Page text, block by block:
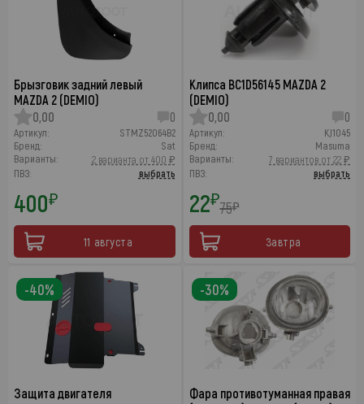
Брызговик задний левый
MAZDA 2 (DEMIO)
0,00
0
Артикул:
STMZ52064B2
Бренд:
Sat
Варианты:
2 варианта от 400 ₽
ПВЗ:
выбрать
400₽
11 августа
Клипса BC1D56145 MAZDA 2
(DEMIO)
0,00
0
Артикул:
KJ1045
Бренд:
Masuma
Варианты:
7 вариантов от 22 ₽
ПВЗ:
выбрать
22₽75₽
Завтра
Защита двигателя
-40%
Фара противотуманная правая
-30%